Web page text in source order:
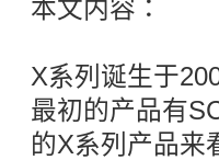
本文内容：
X系列诞生于
最初的产品有
的X系列产品来